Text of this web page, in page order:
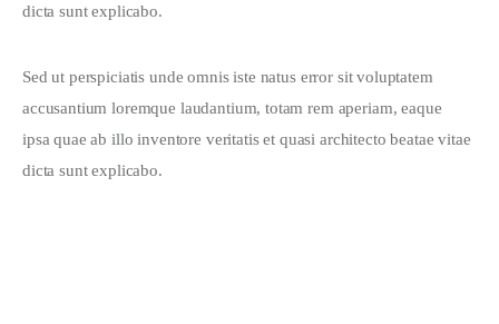
dicta sunt explicabo.
Sed ut perspiciatis unde omnis iste natus error sit voluptatem
accusantium loremque laudantium, totam rem aperiam, eaque
ipsa quae ab illo inventore veritatis et quasi architecto beatae vitae
dicta sunt explicabo.